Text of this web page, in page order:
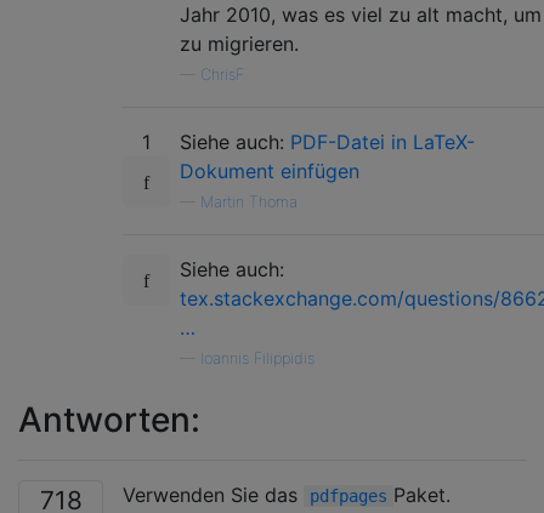
Jahr 2010, was es viel zu alt macht, um
zu migrieren.
ChrisF
1 Siehe auch: PDF-Datei in LaTeX-
Dokument einfügen
Martin Thoma
Siehe auch:
tex.stackexchange.com/questions/
…
Ioannis Filippidis
Antworten:
718 Verwenden Sie das pdfpages Paket.